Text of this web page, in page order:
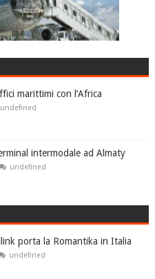
marittimi con l’Africa
undefined
intermodale ad Almaty
undefined
porta la Romantika in Italia
undefined